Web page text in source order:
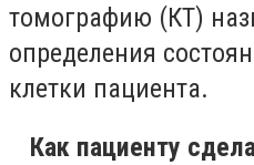
томографию (КТ)
определения
клетки пациента.
Как пациенту